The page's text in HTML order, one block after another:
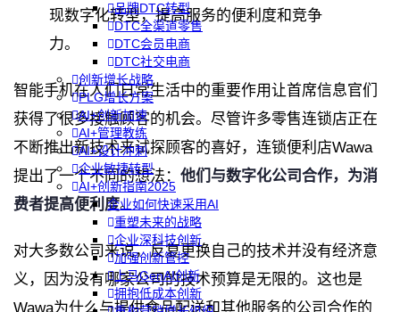
品牌DTC转型
DTC全渠道零售
DTC会员电商
DTC社交电商
创新增长战略
PLG增长方案
AI+创新加速
AI+管理教练
AI+设计冲刺
企业敏捷转型
AI+创新指南2025
企业如何快速采用AI
重塑未来的战略
企业深科技创新
加强创新管控
上马GenAI创新
拥抱低成本创新
现数字化转型，提高服务的便利度和竞争
力。
智能手机在人们日常生活中的重要作用让首席信息官们
获得了很多接触顾客的机会。尽管许多零售连锁店正在
不断推出新技术来试探顾客的喜好，连锁便利店Wawa
提出了一个不同的想法： 他们与数字化公司合作，为消
费者提高便利度。
对大多数公司来说，反复更换自己的技术并没有经济意
义，因为没有哪家公司的技术预算是无限的。这也是
Wawa为什么与提供食品配送和其他服务的公司合作的